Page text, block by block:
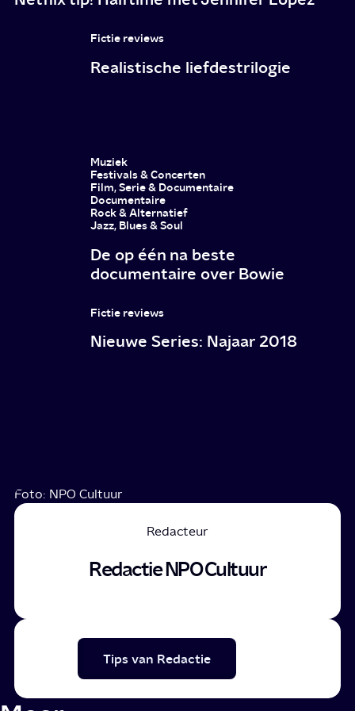
acteerwerkFictie reviews
Realistische liefdestrilogie
Muziek
Festivals & Concerten
Film, Serie & Documentaire
Documentaire
Rock & Alternatief
Jazz, Blues & Soul
De op één na beste
documentaire over Bowie
Fictie reviews
Nieuwe Series: Najaar 2018
Foto: NPO Cultuur
Redacteur
Redactie NPO Cultuur
Tips van Redactie